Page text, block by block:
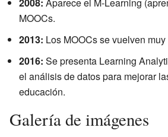
MOOCs.
2013: Los MOOCs se vuelven
2016: Se presenta Learning
el análisis de datos para mejorar
educación.
Galería de imágenes